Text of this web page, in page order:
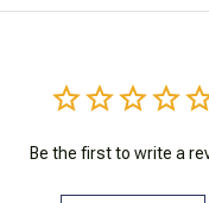
Be the first to write a